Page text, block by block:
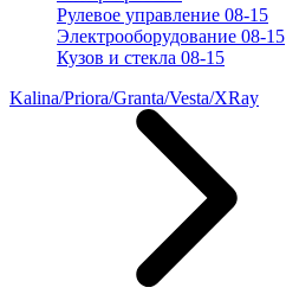
Рулевое управление 08-15
Электрооборудование 08-15
Кузов и стекла 08-15
Kalina/Priora/Granta/Vesta/XRay